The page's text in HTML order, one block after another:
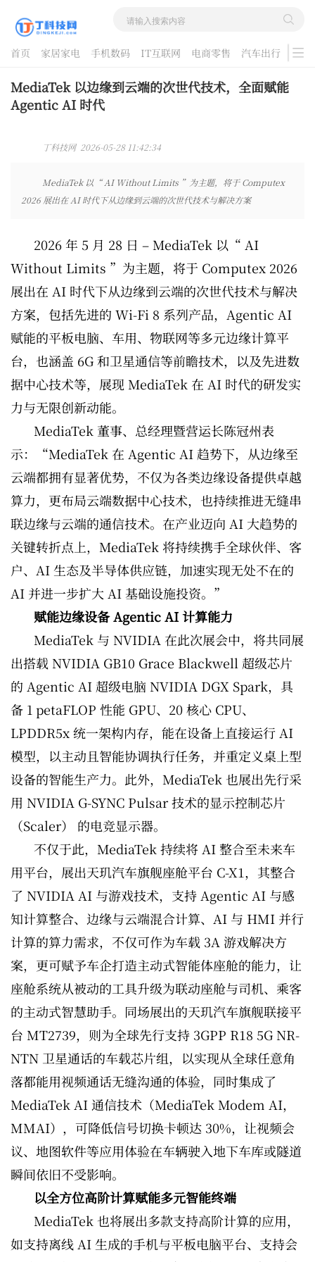
首页 家居家电 手机数码 IT互联网 电商零售 汽车出行
游戏
酷品评测
MediaTek 以边缘到云端的次世代技术，全面赋能
Agentic AI 时代
丁科技网 2026-05-28 11:42:34
MediaTek 以“ AI Without Limits ”为主题，将于 Computex
2026 展出在 AI 时代下从边缘到云端的次世代技术与解决方案
2026 年 5 月 28 日 – MediaTek 以“ AI
Without Limits ”为主题，将于 Computex 2026
展出在 AI 时代下从边缘到云端的次世代技术与解决
方案，包括先进的 Wi-Fi 8 系列产品，Agentic AI
赋能的平板电脑、车用、物联网等多元边缘计算平
台，也涵盖 6G 和卫星通信等前瞻技术，以及先进数
据中心技术等，展现 MediaTek 在 AI 时代的研发实
力与无限创新动能。
MediaTek 董事、总经理暨营运长陈冠州表
示：“MediaTek 在 Agentic AI 趋势下，从边缘至
云端都拥有显著优势，不仅为各类边缘设备提供卓越
算力，更布局云端数据中心技术，也持续推进无缝串
联边缘与云端的通信技术。在产业迈向 AI 大趋势的
关键转折点上，MediaTek 将持续携手全球伙伴、客
户、AI 生态及半导体供应链，加速实现无处不在的
AI 并进一步扩大 AI 基础设施投资。”
赋能边缘设备 Agentic AI 计算能力
MediaTek 与 NVIDIA 在此次展会中，将共同展
出搭载 NVIDIA GB10 Grace Blackwell 超级芯片
的 Agentic AI 超级电脑 NVIDIA DGX Spark，具
备 1 petaFLOP 性能 GPU、20 核心 CPU、
LPDDR5x 统一架构内存，能在设备上直接运行 AI
模型，以主动且智能协调执行任务，并重定义桌上型
设备的智能生产力。此外，MediaTek 也展出先行采
用 NVIDIA G-SYNC Pulsar 技术的显示控制芯片
（Scaler） 的电竞显示器。
不仅于此，MediaTek 持续将 AI 整合至未来车
用平台，展出天玑汽车旗舰座舱平台 C-X1，其整合
了 NVIDIA AI 与游戏技术，支持 Agentic AI 与感
知计算整合、边缘与云端混合计算、AI 与 HMI 并行
计算的算力需求，不仅可作为车载 3A 游戏解决方
案，更可赋予车企打造主动式智能体座舱的能力，让
座舱系统从被动的工具升级为联动座舱与司机、乘客
的主动式智慧助手。同场展出的天玑汽车旗舰联接平
台 MT2739，则为全球先行支持 3GPP R18 5G NR-
NTN 卫星通话的车载芯片组，以实现从全球任意角
落都能用视频通话无缝沟通的体验，同时集成了
MediaTek AI 通信技术（MediaTek Modem AI，
MMAI），可降低信号切换卡顿达 30%，让视频会
议、地图软件等应用体验在车辆驶入地下车库或隧道
瞬间依旧不受影响。
以全方位高阶计算赋能多元智能终端
MediaTek 也将展出多款支持高阶计算的应用，
如支持离线 AI 生成的手机与平板电脑平台、支持会